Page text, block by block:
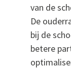
van de
De
bij de
betere